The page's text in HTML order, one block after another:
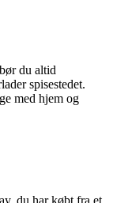
du altid
spisestedet.
med hjem og